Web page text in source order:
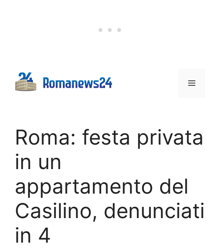
Menu
Roma: festa privata
in un
appartamento del
Casilino, denunciati
in 4